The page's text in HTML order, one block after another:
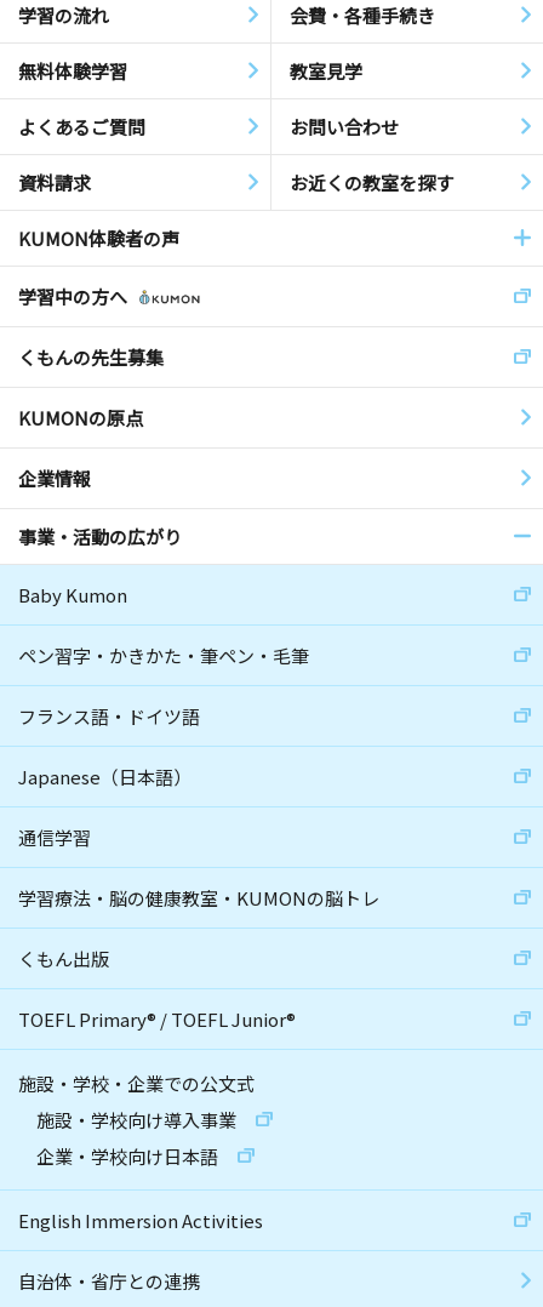
学習の流れ 会費・各種手続き
無料体験学習 教室見学
よくあるご質問 お問い合わせ
資料請求 お近くの教室を探す
KUMON体験者の声
学習中の方へ
くもんの先生募集
KUMONの原点
企業情報
事業・活動の広がり
Baby Kumon
ペン習字・かきかた・筆ペン・毛筆
フランス語・ドイツ語
Japanese（日本語）
通信学習
学習療法・脳の健康教室・KUMONの脳トレ
くもん出版
TOEFL Primary® /TOEFL Junior®
施設・学校・企業での公文式
施設・学校向け導入事業
企業・学校向け日本語
English Immersion Activities
自治体・省庁との連携